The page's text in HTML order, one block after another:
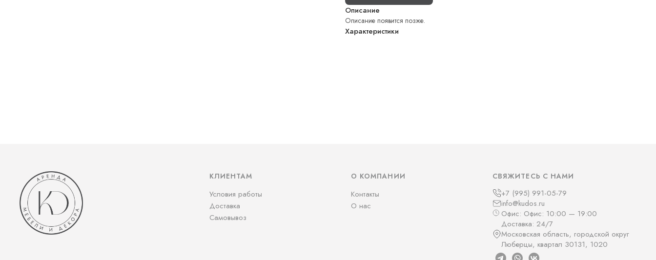
Описание
Описание появится позже.
Характеристики
КЛИЕНТАМ
Условия работы
Доставка
Самовывоз
О КОМПАНИИ
Контакты
О нас
СВЯЖИТЕСЬ С НАМИ
+7 (995) 991-05-79
info@kudos.ru
Офис: Офис: 10:00 — 19:00
Доставка: 24/7
Московская область, городской округ
Люберцы, квартал 30131, 1020